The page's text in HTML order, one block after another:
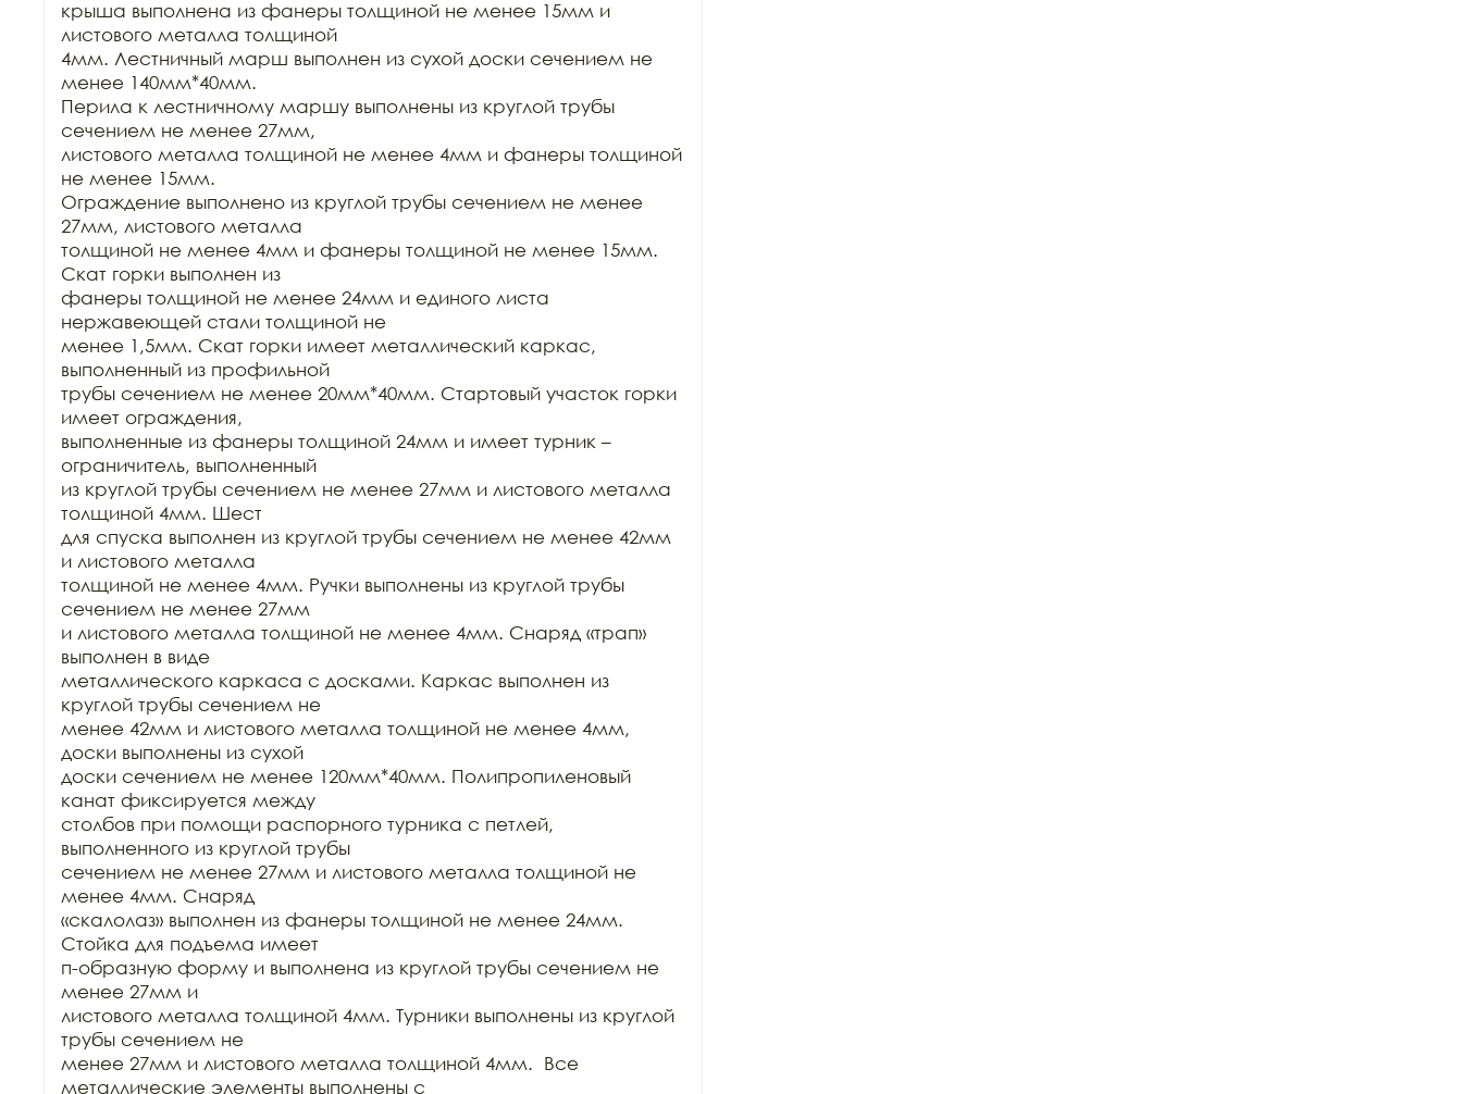
крыша выполнена из фанеры толщиной не менее 15мм и
листового металла толщиной
4мм. Лестничный марш выполнен из сухой доски сечением не
менее 140мм*40мм.
Перила к лестничному маршу выполнены из круглой трубы
сечением не менее 27мм,
листового металла толщиной не менее 4мм и фанеры толщиной
не менее 15мм.
Ограждение выполнено из круглой трубы сечением не менее
27мм, листового металла
толщиной не менее 4мм и фанеры толщиной не менее 15мм.
Скат горки выполнен из
фанеры толщиной не менее 24мм и единого листа
нержавеющей стали толщиной не
менее 1,5мм. Скат горки имеет металлический каркас,
выполненный из профильной
трубы сечением не менее 20мм*40мм. Стартовый участок горки
имеет ограждения,
выполненные из фанеры толщиной 24мм и имеет турник –
ограничитель, выполненный
из круглой трубы сечением не менее 27мм и листового металла
толщиной 4мм. Шест
для спуска выполнен из круглой трубы сечением не менее 42мм
и листового металла
толщиной не менее 4мм. Ручки выполнены из круглой трубы
сечением не менее 27мм
и листового металла толщиной не менее 4мм. Снаряд «трап»
выполнен в виде
металлического каркаса с досками. Каркас выполнен из
круглой трубы сечением не
менее 42мм и листового металла толщиной не менее 4мм,
доски выполнены из сухой
доски сечением не менее 120мм*40мм. Полипропиленовый
канат фиксируется между
столбов при помощи распорного турника с петлей,
выполненного из круглой трубы
сечением не менее 27мм и листового металла толщиной не
менее 4мм. Снаряд
«скалолаз» выполнен из фанеры толщиной не менее 24мм.
Стойка для подъема имеет
п-образную форму и выполнена из круглой трубы сечением не
менее 27мм и
листового металла толщиной 4мм. Турники выполнены из круглой
трубы сечением не
менее 27мм и листового металла толщиной 4мм.  Все
металлические элементы выполнены с